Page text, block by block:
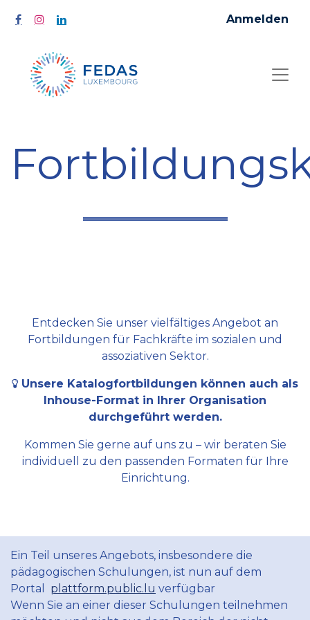
Anmelden
Entdecken Sie unser vielfältiges Angebot an
Fortbildungen für Fachkräfte im sozialen und
assoziativen Sektor.
Unsere Katalogfortbildungen können auch als
Inhouse-Format in Ihrer Organisation
durchgeführt werden.
Kommen Sie gerne auf uns zu – wir beraten Sie
individuell zu den passenden Formaten für Ihre
Einrichtung.
Ein Teil unseres Angebots, insbesondere die
pädagogischen Schulungen, ist nun auf dem
Portal plattform.public.lu verfügbar
Wenn Sie an einer dieser Schulungen teilnehmen